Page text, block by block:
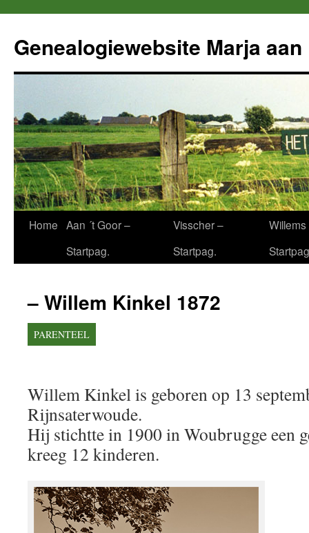
de
inhoud
Genealogiewebsite Marja aan
Home Aan ´t Goor –
Startpag.
Visscher –
Startpag.
– Willem Kinkel 1872
PARENTEEL
Willem Kinkel is geboren op 13
Rijnsaterwoude.
Hij stichtte in 1900 in Woubrugge een
kreeg 12 kinderen.